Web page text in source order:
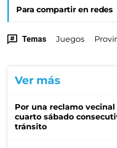
Para compartir en redes
Temas Juegos
Ver más
Por una reclamo
cuarto sábado
tránsito